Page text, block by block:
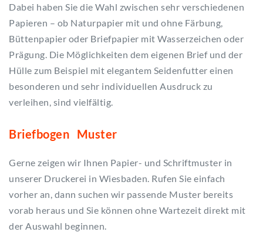
Dabei haben Sie die Wahl zwischen sehr verschiedenen
Papieren – ob Naturpapier mit und ohne Färbung,
Büttenpapier oder Briefpapier mit Wasserzeichen oder
Prägung. Die Möglichkeiten dem eigenen Brief und der
Hülle zum Beispiel mit elegantem Seidenfutter einen
besonderen und sehr individuellen Ausdruck zu
verleihen, sind vielfältig.
Briefbogen Muster
Gerne zeigen wir Ihnen Papier- und Schriftmuster in
unserer Druckerei in Wiesbaden. Rufen Sie einfach
vorher an, dann suchen wir passende Muster bereits
vorab heraus und Sie können ohne Wartezeit direkt mit
der Auswahl beginnen.